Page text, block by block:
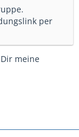
per
meine